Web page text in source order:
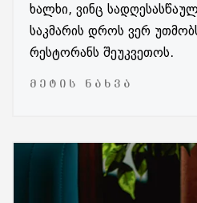
ხალხი, ვინც
საკმარის დროს ვერ
რესტორანს შეუკვეთოს.
ᲛᲔᲢᲘᲡ ᲜᲐᲮᲕᲐ